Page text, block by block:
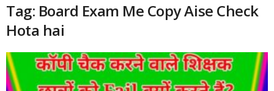
Tag: Board Exam Me Copy Aise Check
Hota hai